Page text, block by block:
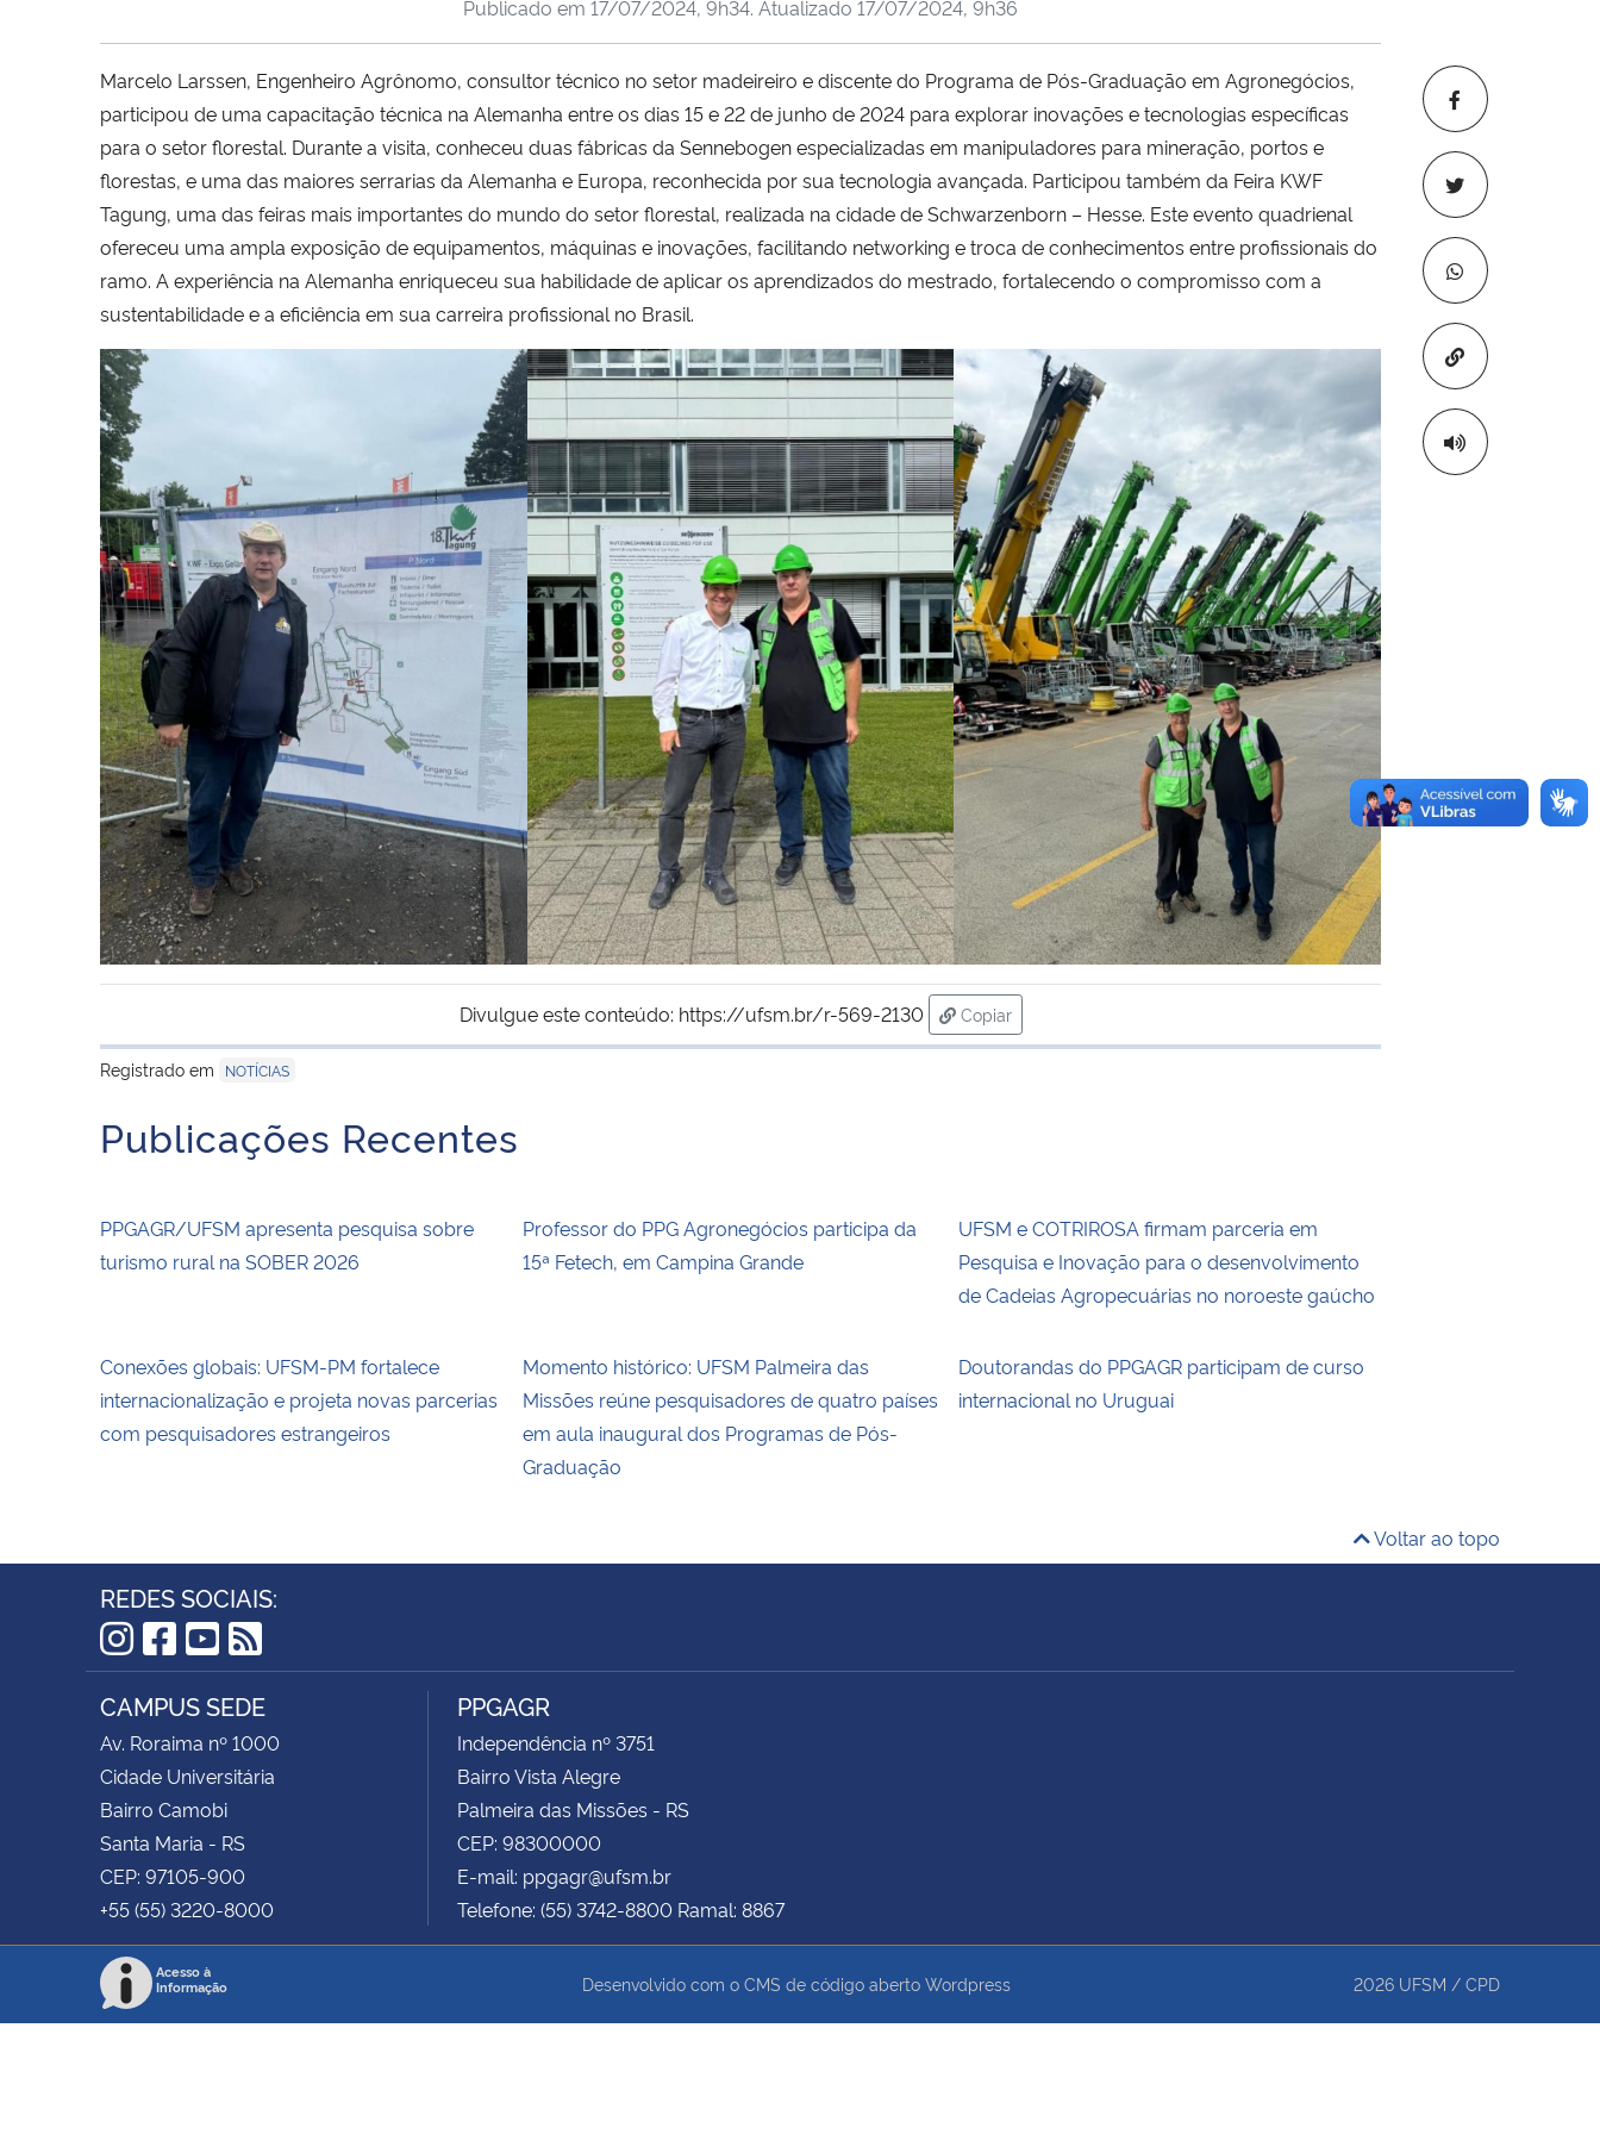
Copiar para
Publicado em 17/07/2024, 9h34. Atualizado 17/07/2024, 9h36
Marcelo Larssen, Engenheiro Agrônomo, consultor técnico no setor madeireiro e discente do Programa de Pós-Graduação em Agronegócios,
participou de uma capacitação técnica na Alemanha entre os dias 15 e 22 de junho de 2024 para explorar inovações e tecnologias específicas
para o setor florestal. Durante a visita, conheceu duas fábricas da Sennebogen especializadas em manipuladores para mineração, portos e
florestas, e uma das maiores serrarias da Alemanha e Europa, reconhecida por sua tecnologia avançada. Participou também da Feira KWF
Tagung, uma das feiras mais importantes do mundo do setor florestal, realizada na cidade de Schwarzenborn – Hesse. Este evento quadrienal
ofereceu uma ampla exposição de equipamentos, máquinas e inovações, facilitando networking e troca de conhecimentos entre profissionais do
ramo. A experiência na Alemanha enriqueceu sua habilidade de aplicar os aprendizados do mestrado, fortalecendo o compromisso com a
sustentabilidade e a eficiência em sua carreira profissional no Brasil.
Divulgue este conteúdo: https://ufsm.br/r-569-2130
Copiar
para área de transferência
Registrado em
NOTÍCIAS
Publicações Recentes
PPGAGR/UFSM apresenta pesquisa sobre
turismo rural na SOBER 2026
Professor do PPG Agronegócios participa da
15ª Fetech, em Campina Grande
UFSM e COTRIROSA firmam parceria em
Pesquisa e Inovação para o desenvolvimento
de Cadeias Agropecuárias no noroeste gaúcho
Conexões globais: UFSM-PM fortalece
internacionalização e projeta novas parcerias
com pesquisadores estrangeiros
Momento histórico: UFSM Palmeira das
Missões reúne pesquisadores de quatro países
em aula inaugural dos Programas de Pós-
Graduação
Doutorandas do PPGAGR participam de curso
internacional no Uruguai
Voltar ao topo
REDES SOCIAIS:
Instagram
Facebook
YouTube
RSS
CAMPUS SEDE
Av. Roraima nº 1000
Cidade Universitária
Bairro Camobi
Santa Maria - RS
CEP: 97105-900
+55 (55) 3220-8000
PPGAGR
Independência nº 3751
Bairro Vista Alegre
Palmeira das Missões - RS
CEP: 98300000
E-mail: ppgagr@ufsm.br
Telefone: (55) 3742-8800 Ramal: 8867
Acesso à
Informação
Desenvolvido com o CMS de código aberto Wordpress 2026 UFSM / CPD